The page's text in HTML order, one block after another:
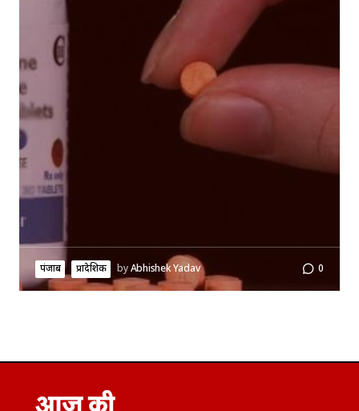
पंजाब प्रादेशिक byAbhishek Yadav 0